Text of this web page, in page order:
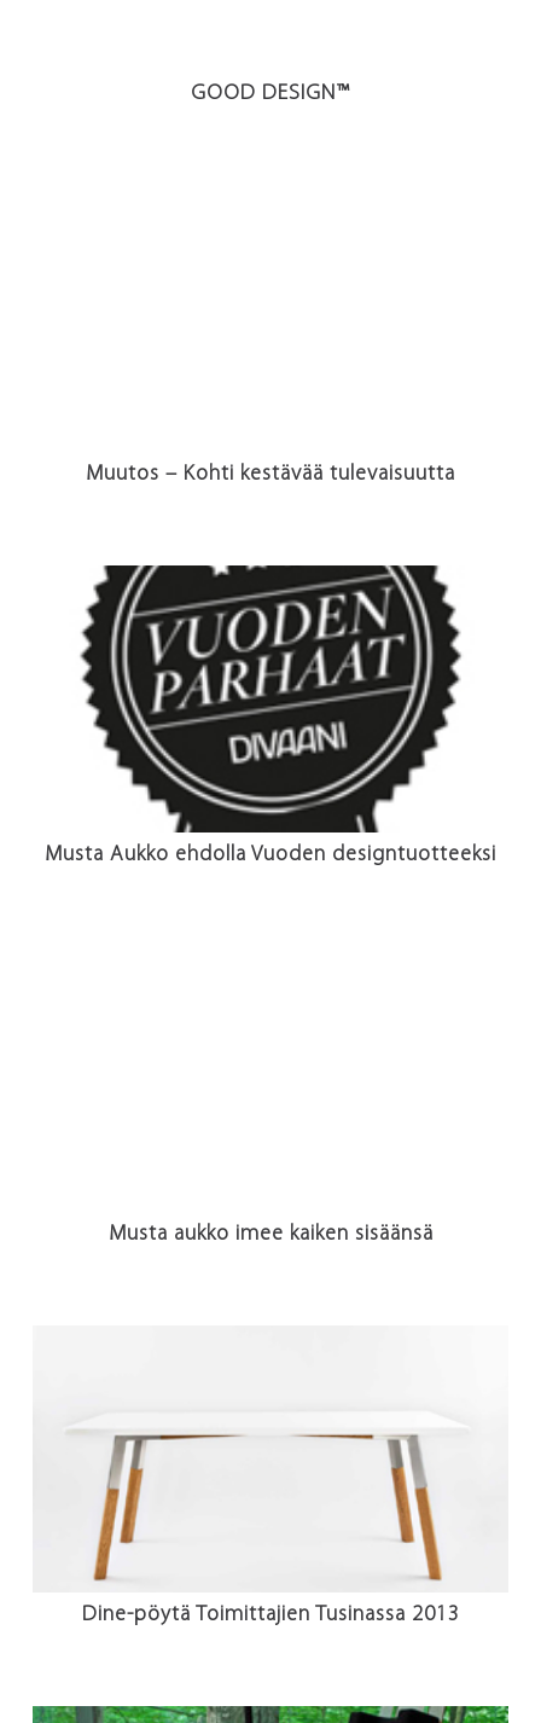
GOOD DESIGN™
Muutos – Kohti kestävää tulevaisuutta
Musta Aukko ehdolla Vuoden designtuotteeksi
Musta aukko imee kaiken sisäänsä
Dine-pöytä Toimittajien Tusinassa 2013